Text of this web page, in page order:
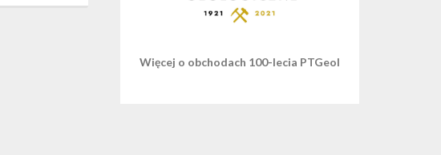
Więcej o obchodach 100-lecia PTGeol